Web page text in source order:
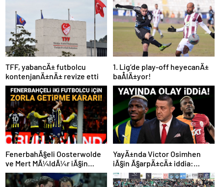
TFF, yabancÄ± futbolcu
kontenjanÄ±nÄ± revize etti
1. Lig’de play-off heyecanÄ±
baÅlÄ±yor!
FenerbahÃ§eli Oosterwolde
ve Mert MÃ¼ldÃ¼r iÃ§in
olaylÄ± derbi davasÄ±nda
zorla getirme kararÄ±
YayÄ±nda Victor Osimhen
iÃ§in Ã§arpÄ±cÄ± iddia:
“Futbol tarihinin en
bÃ¼yÃ¼k Åoku olur!”